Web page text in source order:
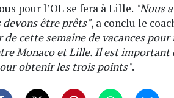
pour l’OL se fera à Lille. "Nous
devons être prêts", a conclu le
cette semaine de vacances
Monaco et Lille. Il est important
obtenir les trois points".